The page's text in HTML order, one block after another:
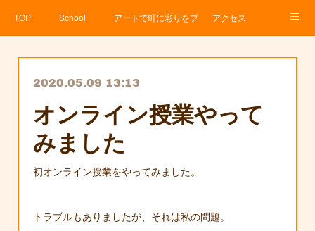
TOP School アートで町に彩りをプロジェクト
アクセス
2020.05.09 13:13
オンライン授業やって
みました
初オンライン授業をやってみました。
トラブルもありましたが、それは私の問題。